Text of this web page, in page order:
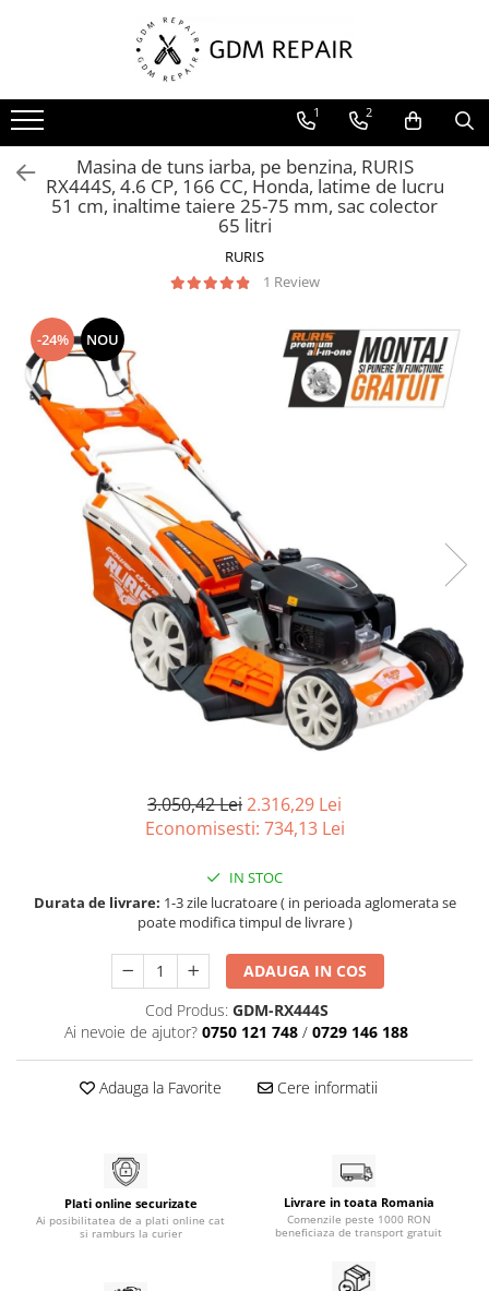
Toate Produsele
Motocoase
Accesorii masina tuns gazon
Masini de tuns iarba
Motocoase pe benzina 2T
Trimmere & motocoase electrice
Fierastraie electrice cu lant
Motofierastraie pe benzina
Pompe
Accesorii pompe
Aparat de spalat
Atomizoare
Hidrofoare
Motopompe
Pompe apa menajera
Pompe de stropit
Pompe de suprafata
Compresoare
Despicatoare lemne
Foarfeci electrice & manuale
Masini tuns animale
Suflanta frunze
Zdrobitori si Teascuri fructe
1 2
Masina de tuns iarba, pe benzina, RURIS
RX444S, 4.6 CP, 166 CC, Honda, latime de lucru
51 cm, inaltime taiere 25-75 mm, sac colector
65 litri
RURIS
1 Review
-24% NOU
3.050,42 Lei2.316,29 Lei
Economisesti: 734,13 Lei
IN STOC
Durata de livrare: 1-3 zile lucratoare ( in perioada aglomerata se
poate modifica timpul de livrare )
ADAUGA IN COS
Cod Produs: GDM-RX444S
Ai nevoie de ajutor? 0750 121 748 / 0729 146 188
Adauga la Favorite Cere informatii
Plati online securizate
Ai posibilitatea de a plati online cat
si ramburs la curier
Livrare in toata Romania
Comenzile peste 1000 RON
beneficiaza de transport gratuit